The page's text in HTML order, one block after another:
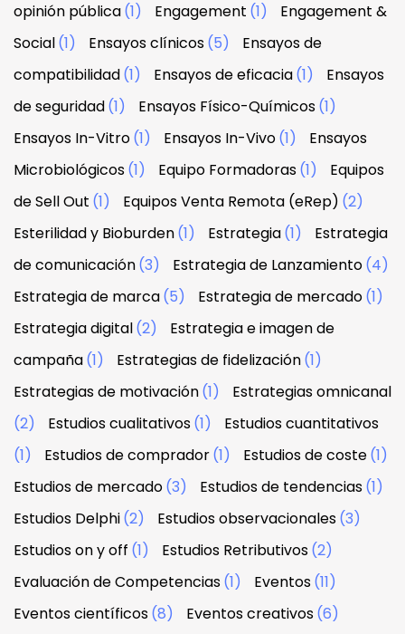
opinión pública(1) Engagement (1)
Engagement &
Social(1) Ensayos clínicos(5)
Ensayos de
compatibilidad(1) Ensayos de eficacia(1)
Ensayos
de seguridad(1) Ensayos Físico-Químicos(1)
Ensayos In-Vitro(1) Ensayos In-Vivo(1)
Ensayos
Microbiológicos(1) Equipo Formadoras(1)
Equipos
de Sell Out (1) Equipos Venta Remota (eRep) (2)
Esterilidad y Bioburden(1) Estrategia(1)
Estrategia
de comunicación(3) Estrategia de Lanzamiento(4)
Estrategia de marca(5) Estrategia de mercado(1)
Estrategia digital(2)
Estrategia e imagen de
campaña(1) Estrategias de fidelización(1)
Estrategias de motivación(1)
Estrategias omnicanal
(2)
Estudios cualitativos(1)
Estudios cuantitativos
(1)
Estudios de comprador(1) Estudios de coste(1)
Estudios de mercado(3) Estudios de tendencias(1)
Estudios Delphi(2) Estudios observacionales(3)
Estudios on y off (1) Estudios Retributivos(2)
Evaluación de Competencias(1) Eventos(11)
Eventos científicos(8) Eventos creativos(6)